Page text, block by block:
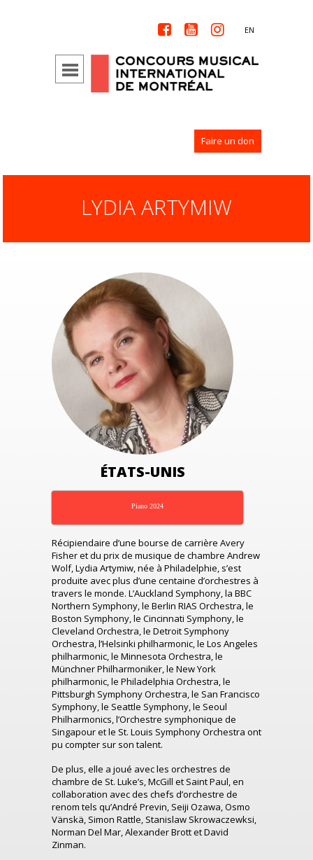
   EN
Faire un don
LYDIA ARTYMIW
ÉTATS-UNIS
Piano 2024
Récipiendaire d’une bourse de carrière Avery
Fisher et du prix de musique de chambre Andrew
Wolf, Lydia Artymiw, née à Philadelphie, s’est
produite avec plus d’une centaine d’orchestres à
travers le monde. L’Auckland Symphony, la BBC
Northern Symphony, le Berlin RIAS Orchestra, le
Boston Symphony, le Cincinnati Symphony, le
Cleveland Orchestra, le Detroit Symphony
Orchestra, l’Helsinki philharmonic, le Los Angeles
philharmonic, le Minnesota Orchestra, le
Münchner Philharmoniker, le New York
philharmonic, le Philadelphia Orchestra, le
Pittsburgh Symphony Orchestra, le San Francisco
Symphony, le Seattle Symphony, le Seoul
Philharmonics, l’Orchestre symphonique de
Singapour et le St. Louis Symphony Orchestra ont
pu compter sur son talent.
De plus, elle a joué avec les orchestres de
chambre de St. Luke’s, McGill et Saint Paul, en
collaboration avec des chefs d’orchestre de
renom tels qu’André Previn, Seiji Ozawa, Osmo
Vänskä, Simon Rattle, Stanislaw Skrowaczewksi,
Norman Del Mar, Alexander Brott et David
Zinman.